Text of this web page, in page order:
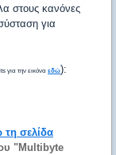
στους κανόνες
για
για την εικόνα εδώ):
τη σελίδα
"Multibyte